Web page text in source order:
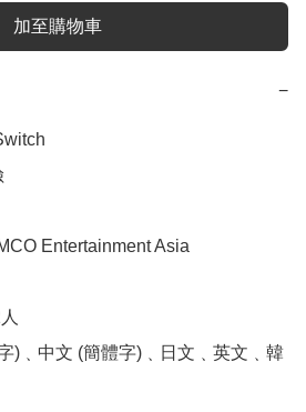
加至購物車
−
Entertainment Asia
)﹑中文 (簡體字)﹑日文﹑英文﹑韓